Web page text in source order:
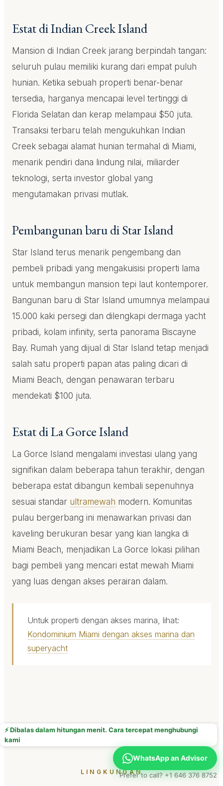
Estat di Indian Creek Island
Mansion di Indian Creek jarang berpindah tangan:
seluruh pulau memiliki kurang dari empat puluh
hunian. Ketika sebuah properti benar-benar
tersedia, harganya mencapai level tertinggi di
Florida Selatan dan kerap melampaui $50 juta.
Transaksi terbaru telah mengukuhkan Indian
Creek sebagai alamat hunian termahal di Miami,
menarik pendiri dana lindung nilai, miliarder
teknologi, serta investor global yang
mengutamakan privasi mutlak.
Pembangunan baru di Star Island
Star Island terus menarik pengembang dan
pembeli pribadi yang mengakuisisi properti lama
untuk membangun mansion tepi laut kontemporer.
Bangunan baru di Star Island umumnya melampaui
15.000 kaki persegi dan dilengkapi dermaga yacht
pribadi, kolam infinity, serta panorama Biscayne
Bay. Rumah yang dijual di Star Island tetap menjadi
salah satu properti papan atas paling dicari di
Miami Beach, dengan penawaran terbaru
mendekati $100 juta.
Estat di La Gorce Island
La Gorce Island mengalami investasi ulang yang
signifikan dalam beberapa tahun terakhir, dengan
beberapa estat dibangun kembali sepenuhnya
sesuai standar ultramewah modern. Komunitas
pulau bergerbang ini menawarkan privasi dan
kaveling berukuran besar yang kian langka di
Miami Beach, menjadikan La Gorce lokasi pilihan
bagi pembeli yang mencari estat mewah Miami
yang luas dengan akses perairan dalam.
Untuk properti dengan akses marina, lihat:
Kondominium Miami dengan akses marina dan
superyacht
LINGKUNGAN
⚡ Dibalas dalam hitungan menit. Cara tercepat menghubungi
kami
WhatsApp an Advisor
Prefer to call? +1 646 376 8752